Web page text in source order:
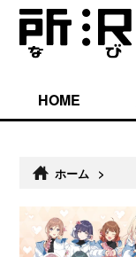
HOME
ホーム >